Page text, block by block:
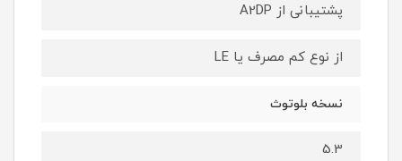
پشتیبانی از A2DP
از نوع کم مصرف یا LE
نسخه بلوتوث
5.3